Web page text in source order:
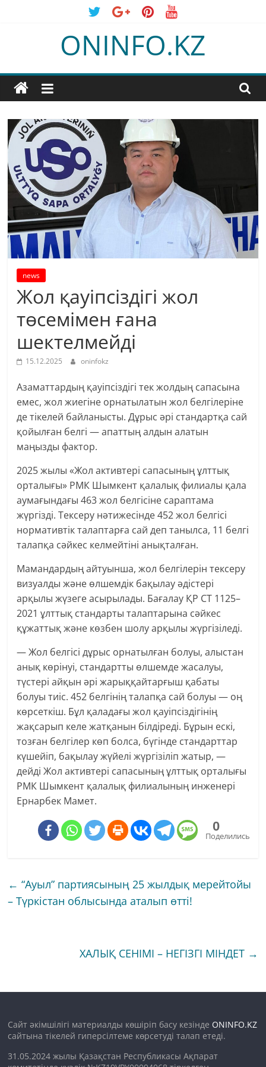
ONINFO.KZ
news
Жол қауіпсіздігі жол
төсемімен ғана
шектелмейді
15.12.2025 oninfokz
Азаматтардың қауіпсіздігі тек жолдың сапасына
емес, жол жиегіне орнатылатын жол белгілеріне
де тікелей байланысты. Дұрыс әрі стандартқа сай
қойылған белгі — апаттың алдын алатын
маңызды фактор.
2025 жылы «Жол активтері сапасының ұлттық
орталығы» РМК Шымкент қалалық филиалы қала
аумағындағы 463 жол белгісіне сараптама
жүргізді. Тексеру нәтижесінде 452 жол белгісі
нормативтік талаптарға сай деп танылса, 11 белгі
талапқа сәйкес келмейтіні анықталған.
Мамандардың айтуынша, жол белгілерін тексеру
визуалды және өлшемдік бақылау әдістері
арқылы жүзеге асырылады. Бағалау ҚР СТ 1125–
2021 ұлттық стандарты талаптарына сәйкес
құжаттық және көзбен шолу арқылы жүргізіледі.
— Жол белгісі дұрыс орнатылған болуы, алыстан
анық көрінуі, стандартты өлшемде жасалуы,
түстері айқын әрі жарыққайтарғыш қабаты
болуы тиіс. 452 белгінің талапқа сай болуы — оң
көрсеткіш. Бұл қаладағы жол қауіпсіздігінің
жақсарып келе жатқанын білдіреді. Бұрын ескі,
тозған белгілер көп болса, бүгінде стандарттар
күшейіп, бақылау жүйелі жүргізіліп жатыр, —
дейді Жол активтері сапасының ұлттық орталығы
РМК Шымкент қалалық филиалының инженері
Ернарбек Мамет.
0
Поделились
← “Ауыл” партиясының 25 жылдық мерейтойы
– Түркістан облысында аталып өтті!
ХАЛЫҚ СЕНІМІ – НЕГІЗГІ МІНДЕТ →
Сайт әкімшілігі материалды көшіріп басу кезінде ONINFO.KZ
сайтына тікелей гиперсілтеме көрсетуді талап етеді.
31.05.2024 жылы Қазақстан Республикасы Ақпарат